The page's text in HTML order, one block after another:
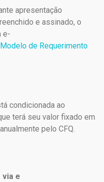
apresentação
e assinado, o
e-
de Requerimento
condicionada ao
terá seu valor fixado em
pelo CFQ.
via e